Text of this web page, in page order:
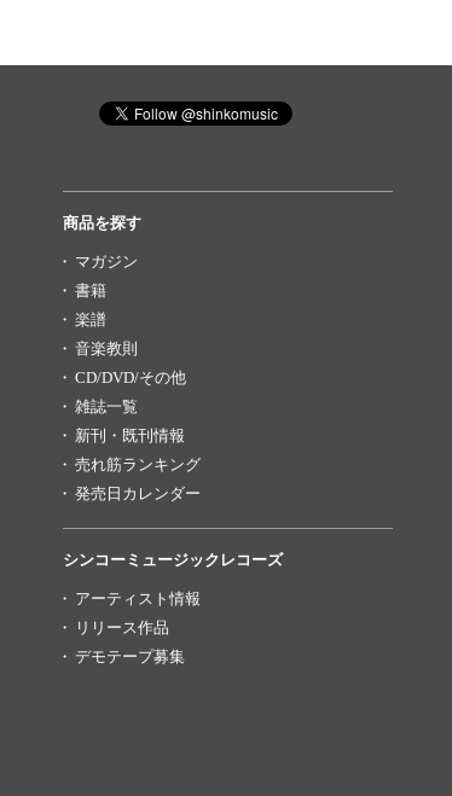
商品を探す
マガジン
書籍
楽譜
音楽教則
CD/DVD/その他
雑誌一覧
新刊・既刊情報
売れ筋ランキング
発売日カレンダー
シンコーミュージックレコーズ
アーティスト情報
リリース作品
デモテープ募集